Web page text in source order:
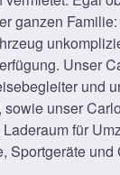
ganzen
Unser
und
sowie unser
für
Sportgeräte und